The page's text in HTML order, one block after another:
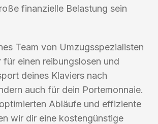
finanzielle Belastung sein
Team von Umzugsspezialisten
einen reibungslosen und
deines Klaviers nach
auch für dein Portemonnaie.
Abläufe und effiziente
wir dir eine kostengünstige